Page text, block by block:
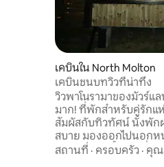
เคบินใน North Molton
เคบินชนบทวิวที่น่าทึ่ง
วิวพาโนรามาของมัวร์แ
มาก! ที่พักสำหรับคู่รักแ
สัมผัสกับทิวทัศน์ นั่งพัก
สบาย มองออกไปนอก
คลายในอ่างน้ำร้อนที่มีก
สถานที่ · ครอบครัว · คุณ